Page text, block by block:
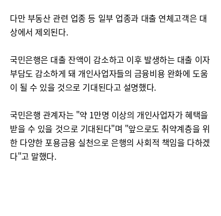
다만 부동산 관련 업종 등 일부 업종과 대출 연체고객은 대
상에서 제외된다.
국민은행은 대출 잔액이 감소하고 이후 발생하는 대출 이자
부담도 감소하게 돼 개인사업자들의 금융비용 완화에 도움
이 될 수 있을 것으로 기대된다고 설명했다.
국민은행 관계자는 "약 1만명 이상의 개인사업자가 혜택을
받을 수 있을 것으로 기대된다"며 "앞으로도 취약계층을 위
한 다양한 포용금융 실천으로 은행의 사회적 책임을 다하겠
다"고 말했다.